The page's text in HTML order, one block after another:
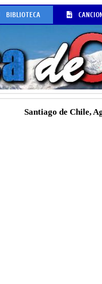
BIBLIOTECA
Santiago de Chile,